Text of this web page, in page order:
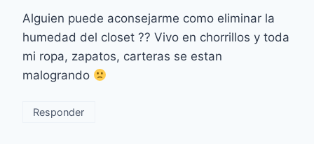
Alguien puede aconsejarme como eliminar la
humedad del closet ?? Vivo en chorrillos y toda
mi ropa, zapatos, carteras se estan
malogrando
Responder